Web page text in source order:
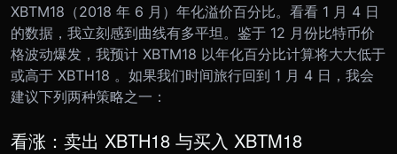
XBTM18（2018 年 6 月）年化溢价百分比。 看看 1 月 4 日
的数据，我立刻感到曲线有多平坦。鉴于 12 月份比特币价
格波动爆发，我预计 XBTM18 以年化百分比计算将大大低于
或高于 XBTH18 。 如果我们时间旅行回到 1 月 4 日，我会
建议下列两种策略之一：
看涨：卖出 XBTH18 与买入 XBTM18